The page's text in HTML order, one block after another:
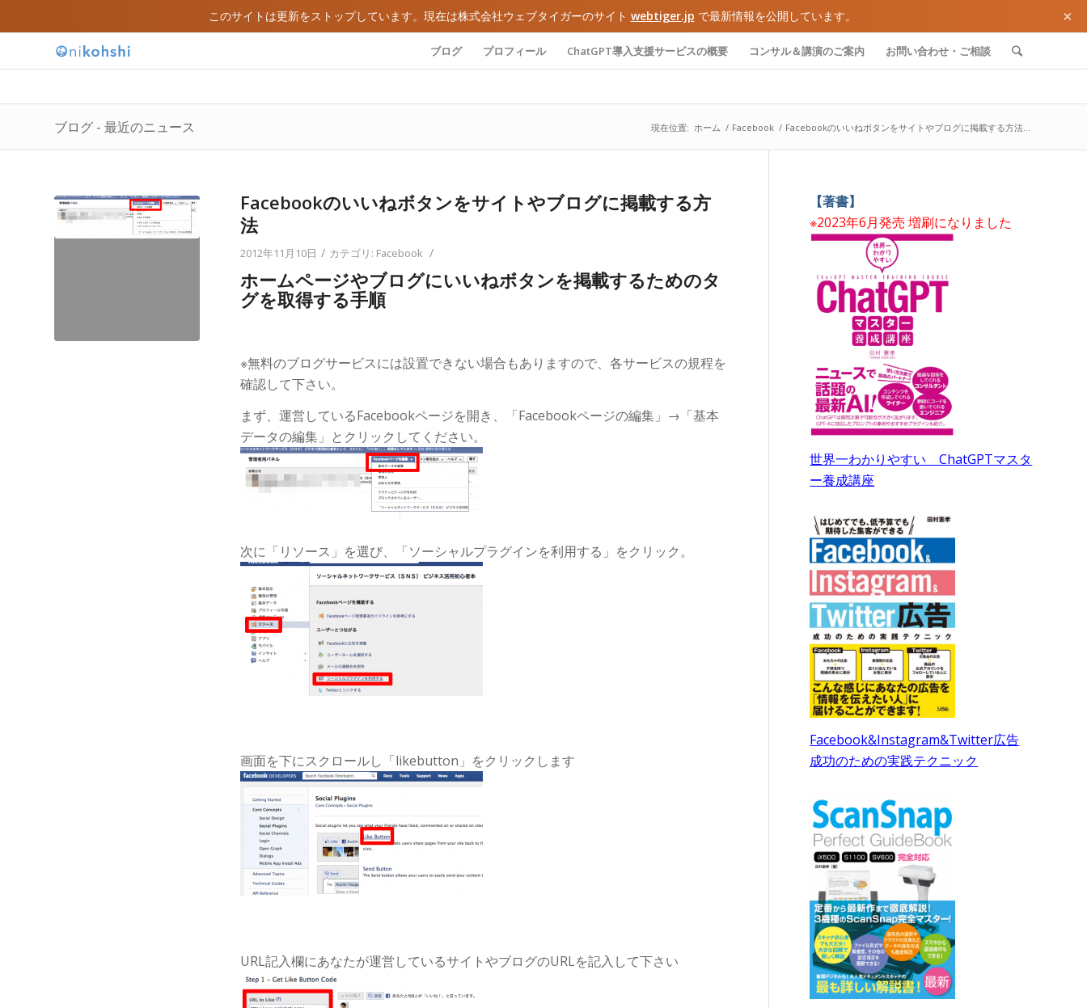
このサイトは更新をストップしています。現在は株式会社ウェブタイガーのサイト webtiger.jp で最新情報を公開しています。 ×
ブログ プロフィール ChatGPT導入支援サービスの概要 コンサル＆講演のご案内 お問い合わせ・ご相談
ブログ - 最近のニュース 現在位置: ホーム / Facebook / Facebookのいいねボタンをサイトやブログに掲載する方法...
Facebookのいいねボタンをサイトやブログに掲載する方
法
2012年11月10日 / カテゴリ: Facebook /
ホームページやブログにいいねボタンを掲載するためのタ
グを取得する手順
※無料のブログサービスには設置できない場合もありますので、各サービスの規程を
確認して下さい。
まず、運営しているFacebookページを開き、「Facebookページの編集」→「基本
データの編集」とクリックしてください。
次に「リソース」を選び、「ソーシャルプラグインを利用する」をクリック。
画面を下にスクロールし「likebutton」をクリックします
URL記入欄にあなたが運営しているサイトやブログのURLを記入して下さい
【著書】
※2023年6月発売 増刷になりました
世界一わかりやすい ChatGPTマスタ
ー養成講座
Facebook&Instagram&Twitter広告
成功のための実践テクニック